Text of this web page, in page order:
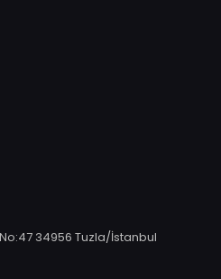
34956 Tuzla/İstanbul